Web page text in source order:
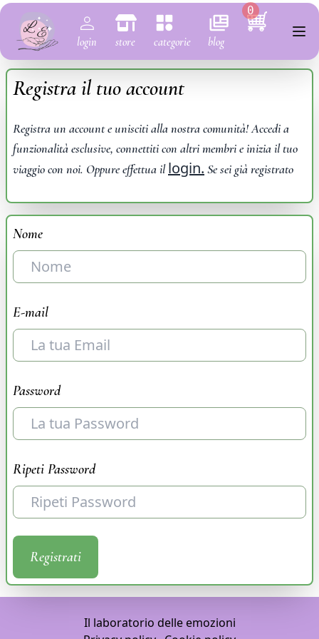
login store categorie blog
0
Registra il tuo account
Registra un account e unisciti alla nostra comunità! Accedi a
funzionalità esclusive, connettiti con altri membri e inizia il tuo
viaggio con noi. Oppure effettua illogin. Se sei già registrato
Nome
E-mail
Password
Ripeti Password
Registrati
Il laboratorio delle emozioni